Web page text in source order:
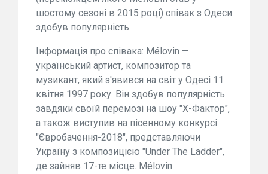
шостому сезоні в 2015 році) співак з Одеси
здобув популярність.
Інформація про співака: Mélovin —
український артист, композитор та
музикант, який з'явився на світ у Одесі 11
квітня 1997 року. Він здобув популярність
завдяки своїй перемозі на шоу "Х-Фактор",
а також виступив на пісенному конкурсі
"Євробачення-2018", представляючи
Україну з композицією "Under The Ladder",
де зайняв 17-те місце. Mélovin